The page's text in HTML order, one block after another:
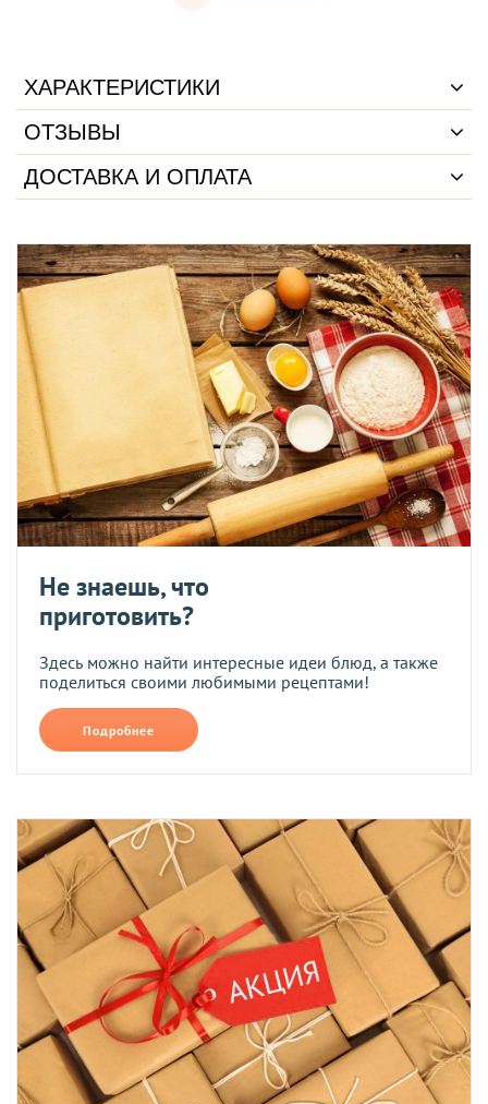
ХАРАКТЕРИСТИКИ
ОТЗЫВЫ
ДОСТАВКА И ОПЛАТА
Не знаешь, что
приготовить?
Здесь можно найти интересные идеи блюд, а также
поделиться своими любимыми рецептами!
Подробнее